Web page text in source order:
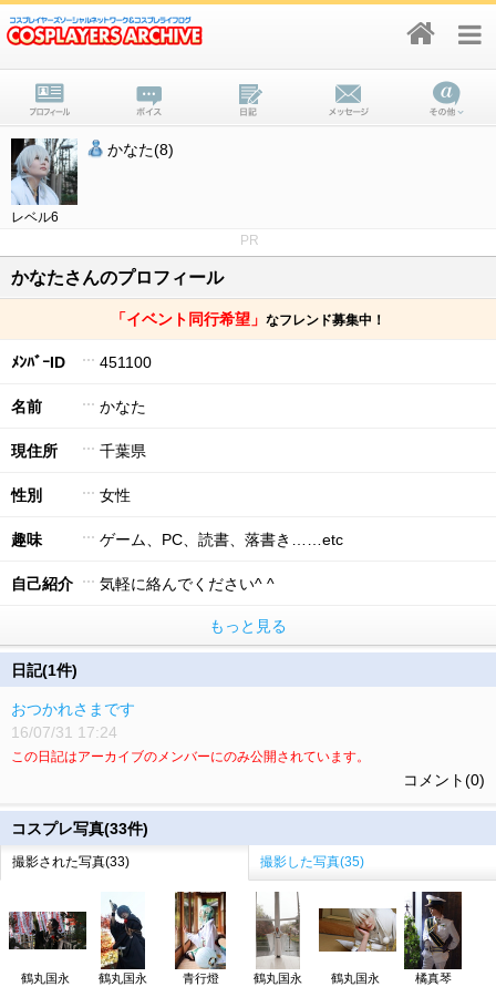
レベル6
かなた(8)
PR
かなたさんのプロフィール
「イベント同行希望」 なフレンド募集中！
ﾒﾝﾊﾞｰID 451100
名前 かなた
現住所 千葉県
性別 女性
趣味 ゲーム、PC、読書、落書き……etc
自己紹介 気軽に絡んでください^ ^
もっと見る
日記(1件)
おつかれさまです
16/07/31 17:24
この日記はアーカイブのメンバーにのみ公開されています。
コメント(0)
コスプレ写真(33件)
撮影された写真(33) 撮影した写真(35)
鶴丸国永 鶴丸国永 青行燈 鶴丸国永 鶴丸国永 橘真琴